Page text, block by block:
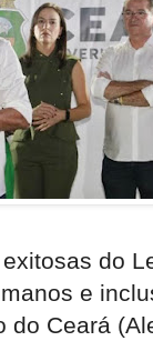
do
e
do Ceará